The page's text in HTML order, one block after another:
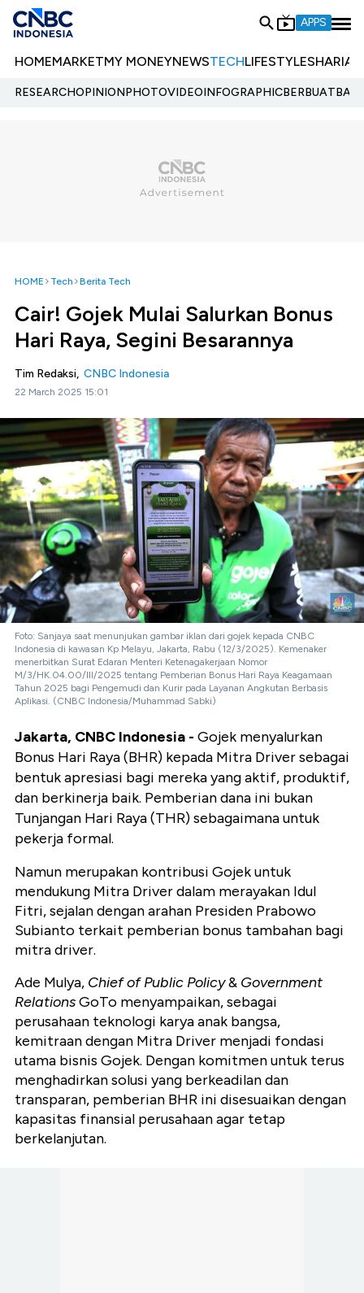
APPS
HOMEMARKETMY MONEYNEWSTECHLIFESTYLESHARIA
RESEARCHOPINIONPHOTOVIDEOINFOGRAPHIC
HOME Tech Berita Tech
Cair! Gojek Mulai Salurkan Bonus
Hari Raya, Segini Besarannya
Tim Redaksi, CNBC Indonesia
22 March 2025 15:01
Foto: Sanjaya saat menunjukan gambar iklan dari gojek kepada CNBC
Indonesia di kawasan Kp Melayu, Jakarta, Rabu (12/3/2025). Kemenaker
menerbitkan Surat Edaran Menteri Ketenagakerjaan Nomor
M/3/HK.04.00/III/2025 tentang Pemberian Bonus Hari Raya Keagamaan
Tahun 2025 bagi Pengemudi dan Kurir pada Layanan Angkutan Berbasis
Aplikasi. (CNBC Indonesia/Muhammad Sabki)
Jakarta, CNBC Indonesia - Gojek menyalurkan
Bonus Hari Raya (BHR) kepada Mitra Driver sebagai
bentuk apresiasi bagi mereka yang aktif, produktif,
dan berkinerja baik. Pemberian dana ini bukan
Tunjangan Hari Raya (THR) sebagaimana untuk
pekerja formal.
Namun merupakan kontribusi Gojek untuk
mendukung Mitra Driver dalam merayakan Idul
Fitri, sejalan dengan arahan Presiden Prabowo
Subianto terkait pemberian bonus tambahan bagi
mitra driver.
Ade Mulya, Chief of Public Policy& Government
RelationsGoTo menyampaikan, sebagai
perusahaan teknologi karya anak bangsa,
kemitraan dengan Mitra Driver menjadi fondasi
utama bisnis Gojek. Dengan komitmen untuk terus
menghadirkan solusi yang berkeadilan dan
transparan, pemberian BHR ini disesuaikan dengan
kapasitas finansial perusahaan agar tetap
berkelanjutan.